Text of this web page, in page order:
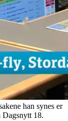
han synes er
Dagsnytt 18.